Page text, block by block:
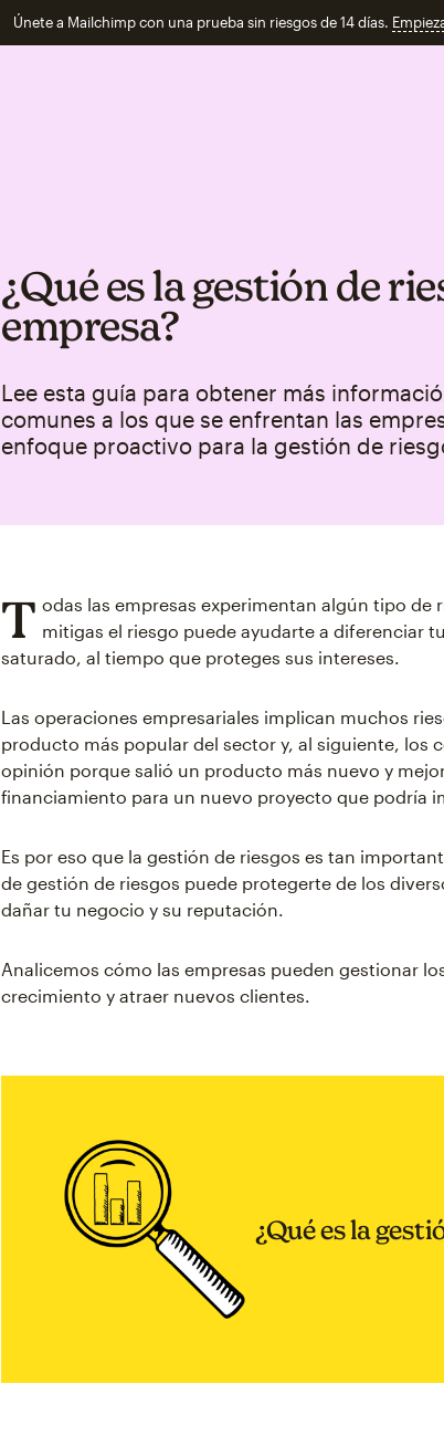
Únete a Mailchimp con una prueba sin riesgos de 14 días.
¿Qué es la gestión de
empresa?
Lee esta guía para obtener más
comunes a los que se enfrentan las
enfoque proactivo para la gestión de
T odas las empresas experimentan algún tipo de
mitigas el riesgo puede ayudarte a diferenciar
saturado, al tiempo que proteges sus intereses.
Las operaciones empresariales implican muchos
producto más popular del sector y, al siguiente, los
opinión porque salió un producto más nuevo y
financiamiento para un nuevo proyecto que podría
Es por eso que la gestión de riesgos es tan
de gestión de riesgos puede protegerte de los
dañar tu negocio y su reputación.
Analicemos cómo las empresas pueden gestionar
crecimiento y atraer nuevos clientes.
¿Qué es la